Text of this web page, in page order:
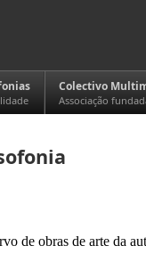
Colectivo
Associação
de obras de arte da